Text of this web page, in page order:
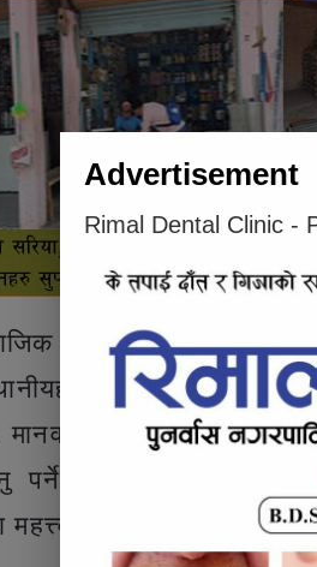
विकासमा युवा
धेरै कुराहरु जान्न
मानव बेचबिखनका घटना
उनले जोड दिए ।
महत्त्वपूर्ण रहेको उनको
Advertisement
Rimal Dental Clinic -